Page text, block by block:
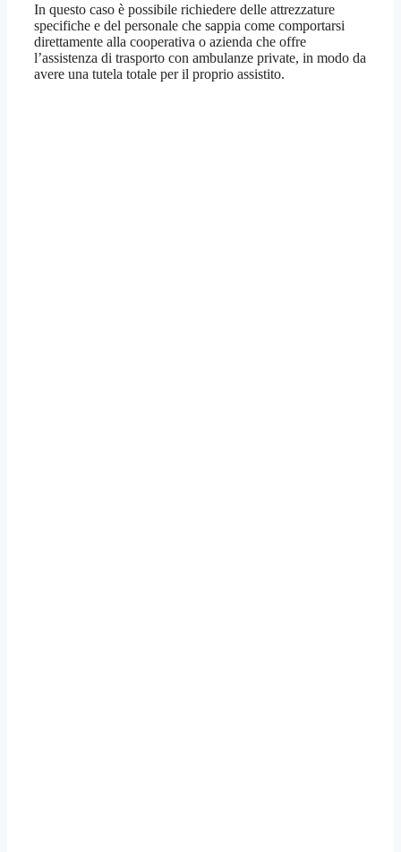
In questo caso è possibile richiedere delle attrezzature
specifiche e del personale che sappia come comportarsi
direttamente alla cooperativa o azienda che offre
l’assistenza di trasporto con ambulanze private, in modo da
avere una tutela totale per il proprio assistito.